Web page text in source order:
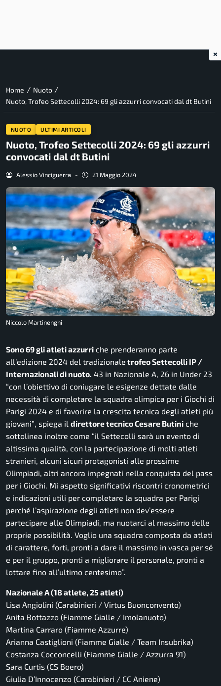
Home / Nuoto /
Nuoto, Trofeo Settecolli 2024: 69 gli azzurri convocati dal dt Butini
NUOTO ULTIMI ARTICOLI
Nuoto, Trofeo Settecolli 2024: 69 gli azzurri
convocati dal dt Butini
Alessio Vinciguerra - 21 Maggio 2024
Niccolo Martinenghi
Sono 69 gli atleti azzurri che prenderanno parte
all’edizione 2024 del tradizionale trofeo Settecolli IP /
Internazionali di nuoto. 43 in Nazionale A, 26 in Under 23
“con l’obiettivo di coniugare le esigenze dettate dalle
necessità di completare la squadra olimpica per i Giochi di
Parigi 2024 e di favorire la crescita tecnica degli atleti più
giovani”, spiega il direttore tecnico Cesare Butini che
sottolinea inoltre come “il Settecolli sarà un evento di
altissima qualità, con la partecipazione di molti atleti
stranieri, alcuni sicuri protagonisti alle prossime
Olimpiadi, altri ancora impegnati nella conquista del pass
per i Giochi. Mi aspetto significativi riscontri cronometrici
e indicazioni utili per completare la squadra per Parigi
perché l’aspirazione degli atleti non dev’essere
partecipare alle Olimpiadi, ma nuotarci al massimo delle
proprie possibilità. Voglio una squadra composta da atleti
di carattere, forti, pronti a dare il massimo in vasca per sé
e per il gruppo, pronti a migliorare il personale, pronti a
lottare fino all’ultimo centesimo”.
Nazionale A (18 atlete, 25 atleti)
Lisa Angiolini (Carabinieri / Virtus Buonconvento)
Anita Bottazzo (Fiamme Gialle / Imolanuoto)
Martina Carraro (Fiamme Azzurre)
Arianna Castiglioni (Fiamme Gialle / Team Insubrika)
Costanza Cocconcelli (Fiamme Gialle / Azzurra 91)
Sara Curtis (CS Boero)
Giulia D’Innocenzo (Carabinieri / CC Aniene)
×